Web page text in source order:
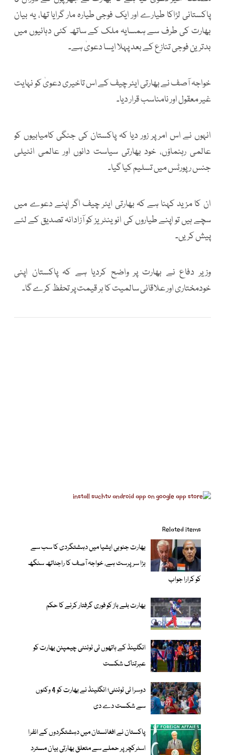
پاکستانی لڑاکا طیارے اور ایک فوجی طیارہ مار گرایا تھا، یہ بیان
بھارت کی طرف سے ہمسایہ ملک کے ساتھ کئی دہائیوں میں
بدترین فوجی تنازع کے بعد پہلا ایسا دعویٰ ہے۔
خواجہ آصف نے بھارتی ایئر چیف کے اس تاخیری دعویٰ کو نہایت
غیر معقول اور نامناسب قرار دیا۔
انہوں نے اس امر پر زور دیا کہ پاکستان کی جنگی کامیابیوں کو
عالمی رہنماؤں، خود بھارتی سیاست دانوں اور عالمی انٹیلی
جنس رپورٹس میں تسلیم کیا گیا۔
ان کا مزید کہنا ہے کہ بھارتی ایئر چیف اگر اپنے دعوے میں
سچے ہیں تو اپنے طیاروں کی انوینٹریز کو آزادانہ تصدیق کے لئے
پیش کریں۔
وزیر دفاع نے بھارت پر واضح کردیا ہے کہ پاکستان اپنی
خودمختاری اور علاقائی سالمیت کا ہر قیمت پر تحفظ کرے گا۔
Related items
بھارت جنوبی ایشیا میں دہشتگردی کا سب سے
بڑا سرپرست ہے، خواجہ آصف کا راجناتھ سنگھ
کو کرارا جواب
بھارت بلے باز کو فوری گرفتار کرنے کا حکم
انگلینڈ کے ہاتھوں ٹی ٹوئنٹی چیمپئن بھارت کو
عبرتناک شکست
دوسرا ٹی ٹوئنٹی؛ انگلینڈ نے بھارت کو 4 وکٹوں
سے شکست دے دی
پاکستان نے افغانستان میں دہشتگردوں کے انفرا
اسٹرکچر پر حملے سے متعلق بھارتی بیان مسترد